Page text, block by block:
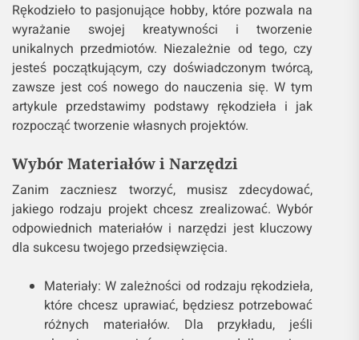
Rękodzieło to pasjonujące hobby, które pozwala na
wyrażanie swojej kreatywności i tworzenie
unikalnych przedmiotów. Niezależnie od tego, czy
jesteś początkującym, czy doświadczonym twórcą,
zawsze jest coś nowego do nauczenia się. W tym
artykule przedstawimy podstawy rękodzieła i jak
rozpocząć tworzenie własnych projektów.
Wybór Materiałów i Narzędzi
Zanim zaczniesz tworzyć, musisz zdecydować,
jakiego rodzaju projekt chcesz zrealizować. Wybór
odpowiednich materiałów i narzędzi jest kluczowy
dla sukcesu twojego przedsięwzięcia.
Materiały: W zależności od rodzaju rękodzieła,
które chcesz uprawiać, będziesz potrzebować
różnych materiałów. Dla przykładu, jeśli